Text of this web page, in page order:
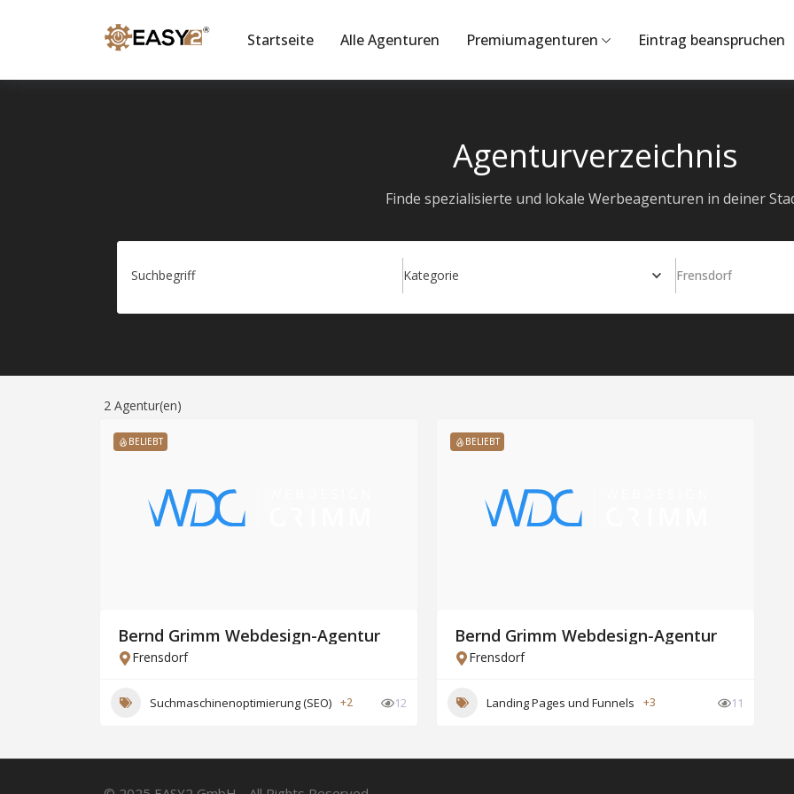
Startseite Alle Agenturen Premiumagenturen Eintrag beanspruchen
Agenturverzeichnis
Finde spezialisierte und lokale Werbeagenturen in deiner
Suchbegriff Kategorie Frensdorf
2 Agentur(en)
BELIEBT
Bernd Grimm Webdesign-Agentur
Frensdorf
Suchmaschinenoptimierung (SEO) +2 12
BELIEBT
Bernd Grimm Webdesign-Agentur
Frensdorf
Landing Pages und Funnels +3 11